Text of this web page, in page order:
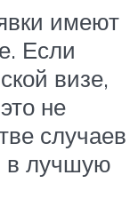
имеют
Если
визе,
не
случаев
в лучшую